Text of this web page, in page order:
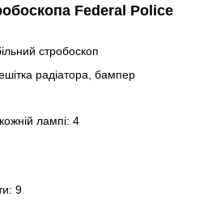
Federal Police
стробоскоп
радіатора, бампер
кожній лампі: 4
9